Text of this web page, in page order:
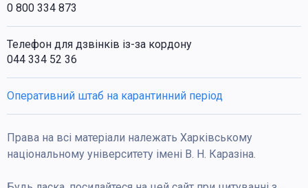
0 800 334 873
Телефон для дзвінків із-за кордону
044 334 52 36
Оперативний штаб на карантинний період
Права на всі матеріали належать Харківському
національному університету імені В. Н. Каразіна.